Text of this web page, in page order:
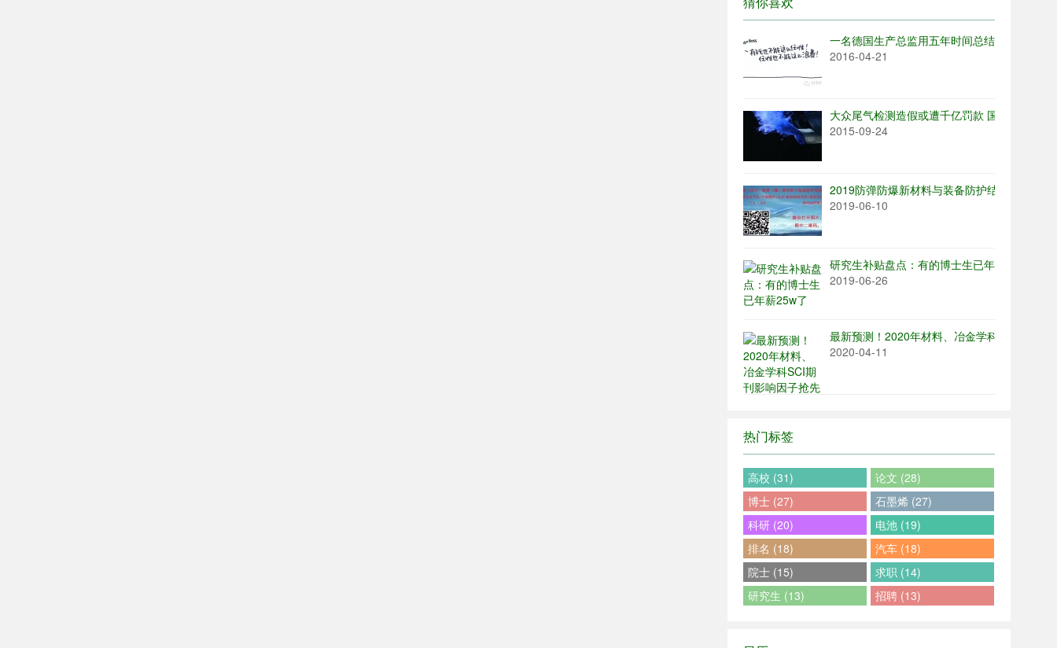
一名德国生产总监用五年时间总结了中国工厂
2016-04-21
大众尾气检测造假或遭千亿罚款 国内早是潜规
2015-09-24
2019防弹防爆新材料与装备防护结构大会
2019-06-10
研究生补贴盘点：有的博士生已年薪25w了
2019-06-26
最新预测！2020年材料、冶金学科SCI期刊影
2020-04-11
热门标签
高校 (31)
论文 (28)
博士 (27)
石墨烯 (27)
科研 (20)
电池 (19)
排名 (18)
汽车 (18)
院士 (15)
求职 (14)
研究生 (13)
招聘 (13)